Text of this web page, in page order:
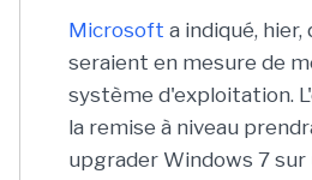
Microsoft a indiqué,
seraient en mesure de
système d'exploitation.
la remise à niveau
upgrader Windows 7